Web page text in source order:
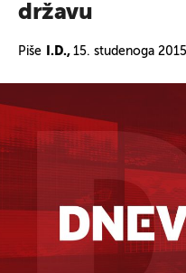
državu
Piše I.D., 15. studenoga